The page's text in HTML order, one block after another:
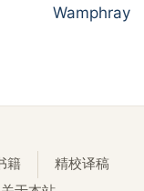
Wamphray
籍
精校译稿